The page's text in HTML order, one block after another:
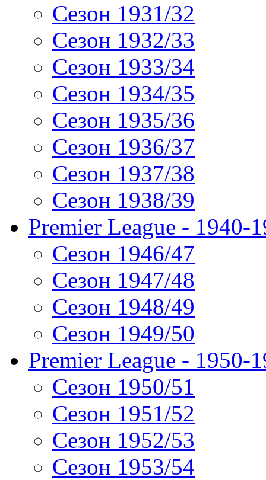
Сезон 1931/32
Сезон 1932/33
Сезон 1933/34
Сезон 1934/35
Сезон 1935/36
Сезон 1936/37
Сезон 1937/38
Сезон 1938/39
Premier League - 1940-
Сезон 1946/47
Сезон 1947/48
Сезон 1948/49
Сезон 1949/50
Premier League - 1950-
Сезон 1950/51
Сезон 1951/52
Сезон 1952/53
Сезон 1953/54